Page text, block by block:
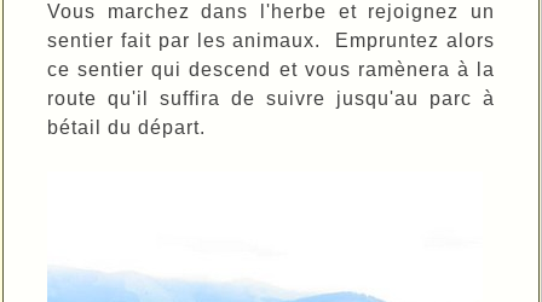
Vous marchez dans l'herbe et rejoignez un
sentier fait par les animaux. Empruntez alors
ce sentier qui descend et vous ramènera à la
route qu'il suffira de suivre jusqu'au parc à
bétail du départ.